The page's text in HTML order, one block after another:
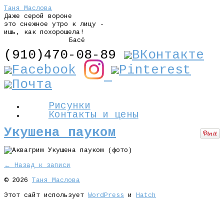
Таня Маслова
Даже серой вороне
это снежное утро к лицу -
ишь, как похорошела!
Басё
(910)470-08-89
Рисунки
Контакты и цены
Укушена пауком
← Назад к записи
© 2026 Таня Маслова
Этот сайт использует WordPress и Hatch